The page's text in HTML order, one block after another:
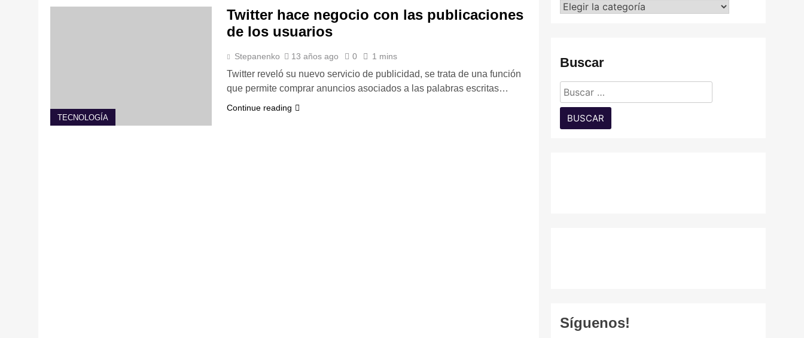
TECNOLOGÍA
Twitter hace negocio con las publicaciones
de los usuarios
Stepanenko 13 años ago 0 1 mins
Twitter reveló su nuevo servicio de publicidad, se trata de una función
que permite comprar anuncios asociados a las palabras escritas…
Continue reading
Categorías
Buscar
Buscar:
Síguenos!